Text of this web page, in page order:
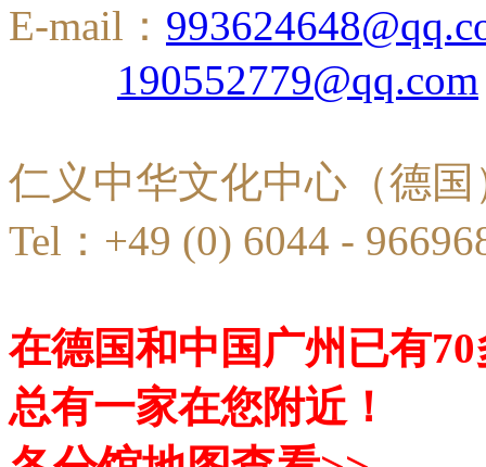
E-mail：
190552779@qq.com
仁义中华文化中心（德国
Tel：+49 (0) 6044 -
在德国和中国广州已有
总有一家在您附近！